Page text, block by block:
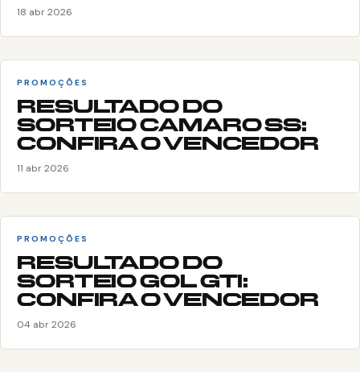
18 abr 2026
PROMOÇÕES
RESULTADO DO
SORTEIO CAMARO SS:
CONFIRA O VENCEDOR
11 abr 2026
PROMOÇÕES
RESULTADO DO
SORTEIO GOL GTI:
CONFIRA O VENCEDOR
04 abr 2026